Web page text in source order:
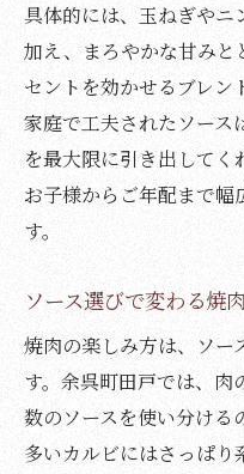
具体的には、玉ねぎやニ
加え、まろやかな甘みと
セントを効かせるブレン
家庭で工夫されたソース
を最大限に引き出してく
お子様からご年配まで
す。
ソース選びで変わる焼
焼肉の楽しみ方は、ソー
す。余呉町田戸では、
数のソースを使い分ける
多いカルビにはさっぱり